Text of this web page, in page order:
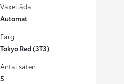
Växellåda
Automat
Färg
Tokyo Red (3T3)
Antal säten
5